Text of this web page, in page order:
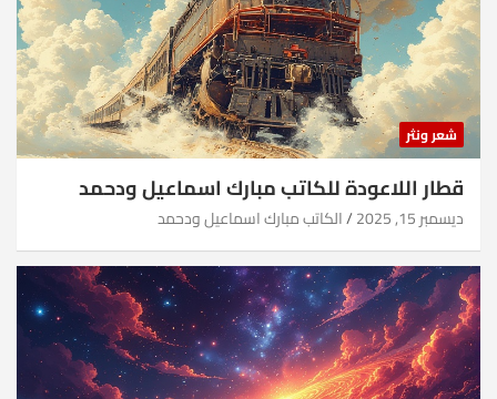
شعر ونثر
قطار اللاعودة للكاتب مبارك اسماعيل ودحمد
ديسمبر 15, 2025 الكاتب مبارك اسماعيل ودحمد